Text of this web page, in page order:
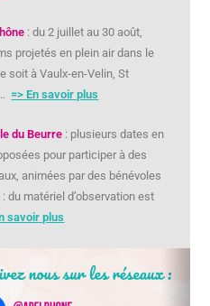
: du 2 juillet au 30 août,
projetés en plein air dans le
soit à Vaulx-en-Velin, St
=> En savoir plus
du Beurre : plusieurs dates en
pour participer à des
animées par des bénévoles
du matériel d’observation est
savoir plus